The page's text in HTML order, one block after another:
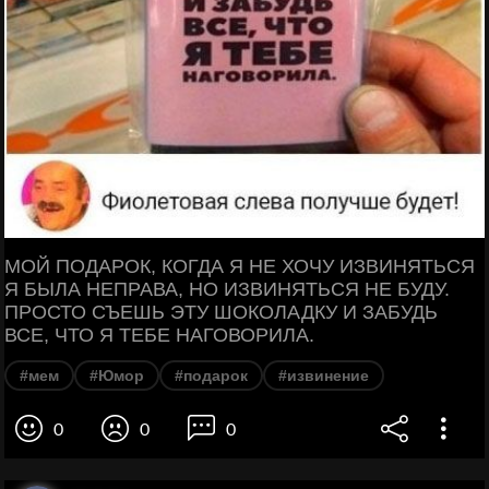
МОЙ ПОДАРОК, КОГДА Я НЕ ХОЧУ ИЗВИНЯТЬСЯ
Я БЫЛА НЕПРАВА, НО ИЗВИНЯТЬСЯ НЕ БУДУ.
ПРОСТО СЪЕШЬ ЭТУ ШОКОЛАДКУ И ЗАБУДЬ
ВСЕ, ЧТО Я ТЕБЕ НАГОВОРИЛА.
#мем #Юмор #подарок #извинение
0 0 0